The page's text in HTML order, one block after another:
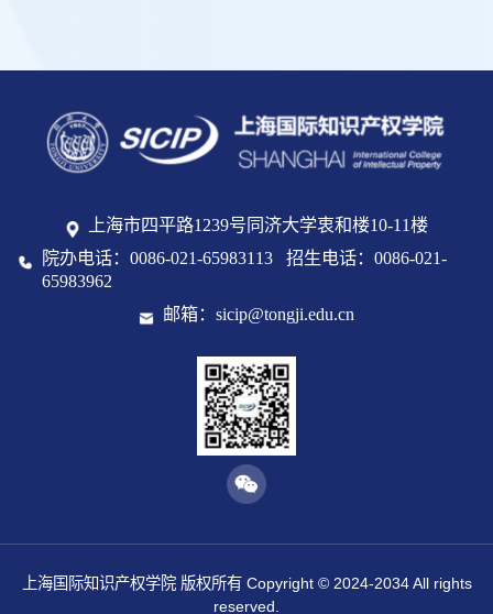
上海市四平路1239号同济大学衷和楼10-11楼
院办电话：0086-021-65983113 招生电话：0086-021-
65983962
邮箱：sicip@tongji.edu.cn
上海国际知识产权学院 版权所有 Copyright © 2024-2034 All rights
reserved.